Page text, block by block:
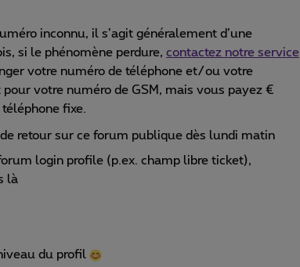
inconnu, il s’agit généralement d’une
si le phénomène perdure, contactez notre service
votre numéro de téléphone et/ou votre
votre numéro de GSM, mais vous payez €
fixe.
retour sur ce forum publique dès lundi matin
login profile (p.ex. champ libre ticket),
là
du profil